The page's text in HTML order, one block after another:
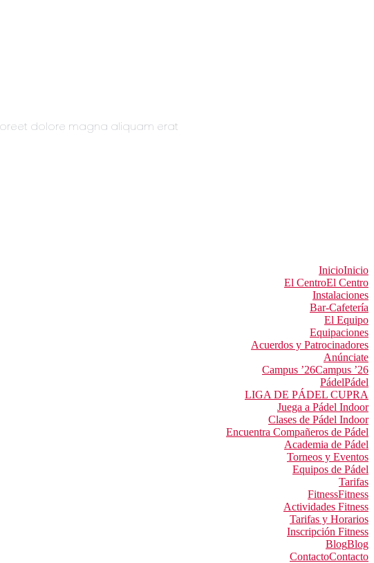
dolore magna aliquam erat
InicioInicio
El CentroEl Centro
Instalaciones
Bar-Cafetería
El Equipo
Equipaciones
Acuerdos y Patrocinadores
Anúnciate
Campus ’26Campus ’26
PádelPádel
LIGA DE PÁDEL CUPRA
Juega a Pádel Indoor
Clases de Pádel Indoor
Encuentra Compañeros de Pádel
Academia de Pádel
Torneos y Eventos
Equipos de Pádel
Tarifas
FitnessFitness
Actividades Fitness
Tarifas y Horarios
Inscripción Fitness
BlogBlog
ContactoContacto